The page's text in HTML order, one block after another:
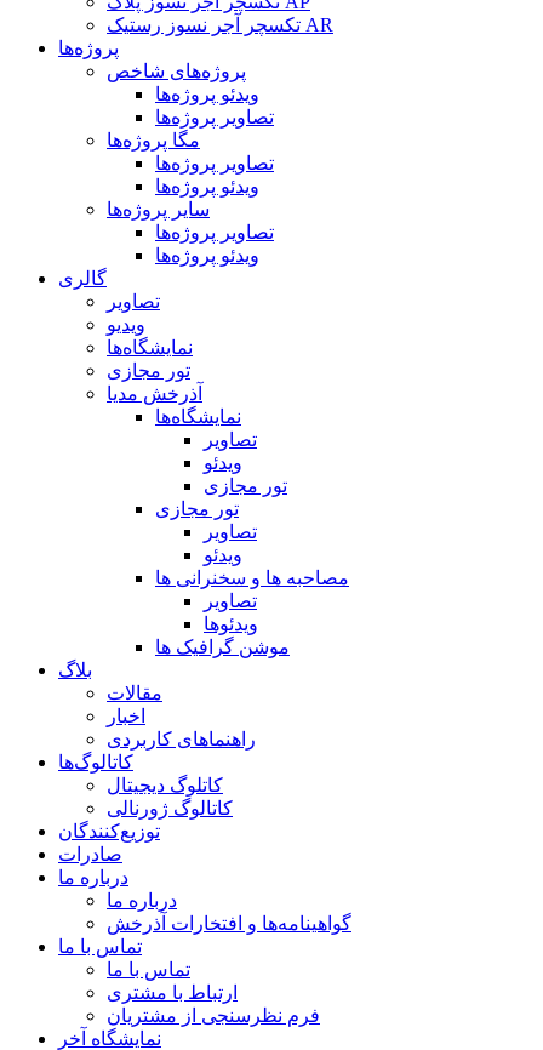
تکسچر آجر نسوز رستیک AR
پروژه‌ها
پروژه‌های شاخص
ویدئو پروژه‌ها
تصاویر پروژه‌ها
مگا پروژه‌ها
تصاویر پروژه‌ها
ویدئو پروژه‌ها
سایر پروژه‌ها
تصاویر پروژه‌ها
ویدئو پروژه‌ها
گالری
تصاویر
ویدیو
نمایشگاه‌ها
تور مجازی
آذرخش مدیا
نمایشگاه‌ها
تصاویر
ویدئو
تور مجازی
تور مجازی
تصاویر
ویدئو
مصاحبه ها و سخنرانی ها
تصاویر
ویدئوها
موشن گرافیک ها
بلاگ
مقالات
اخبار
راهنماهای کاربردی
کاتالوگ‌ها
کاتلوگ دیجیتال
کاتالوگ ژورنالی
توزیع‌کنندگان
صادرات
درباره ما
درباره ما
گواهینامه‌ها و افتخارات آذرخش
تماس با ما
تماس با ما
ارتباط با مشتری
فرم نظرسنجی از مشتریان
نمایشگاه‌ آخر